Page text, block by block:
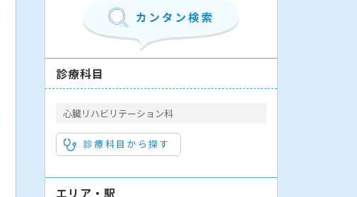
診療科目
心臓リハビリテーション科
診療科目から探す
エリア・駅